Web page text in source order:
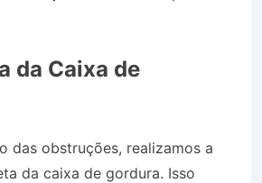
da Caixa de
das obstruções, realizamos a
da caixa de gordura. Isso